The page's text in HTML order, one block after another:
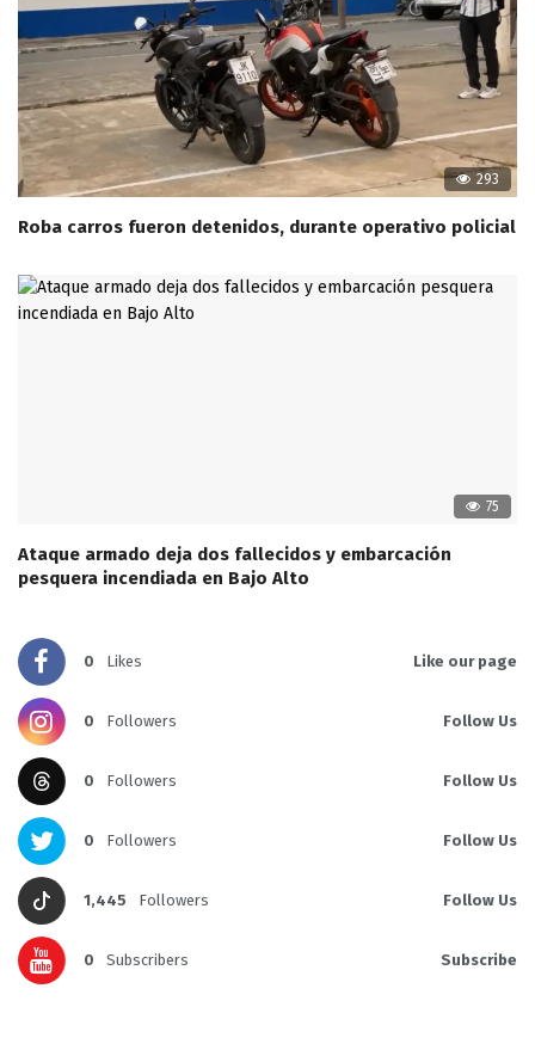
293
Roba carros fueron detenidos, durante operativo policial
75
Ataque armado deja dos fallecidos y embarcación
pesquera incendiada en Bajo Alto
0 Likes Like our page
0 Followers Follow Us
0 Followers Follow Us
0 Followers Follow Us
1,445 Followers Follow Us
0 Subscribers Subscribe